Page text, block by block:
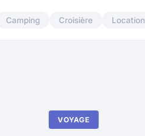
Camping Croisière Location
VOYAGE